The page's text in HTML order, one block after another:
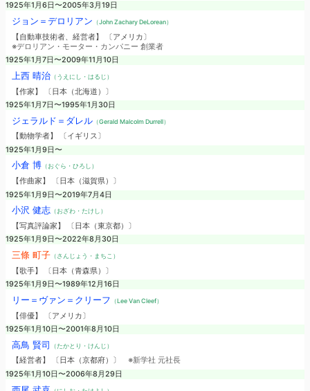
1925年1月6日〜2005年3月19日
ジョン＝デロリアン （John Zachary DeLorean）
【自動車技術者、経営者】 〔アメリカ〕
※デロリアン・モーター・カンパニー 創業者
1925年1月7日〜2009年11月10日
上西 晴治（うえにし・はるじ）
【作家】 〔日本（北海道）〕
1925年1月7日〜1995年1月30日
ジェラルド＝ダレル（Gerald Malcolm Durrell）
【動物学者】 〔イギリス〕
1925年1月9日〜
小倉 博（おぐら・ひろし）
【作曲家】 〔日本（滋賀県）〕
1925年1月9日〜2019年7月4日
小沢 健志（おざわ・たけし）
【写真評論家】 〔日本（東京都）〕
1925年1月9日〜2022年8月30日
三條 町子（さんじょう・まちこ）
【歌手】 〔日本（青森県）〕
1925年1月9日〜1989年12月16日
リー＝ヴァン＝クリーフ （Lee Van Cleef）
【俳優】 〔アメリカ〕
1925年1月10日〜2001年8月10日
高鳥 賢司 （たかとり・けんじ）
【経営者】 〔日本（京都府）〕 ※新学社 元社長
1925年1月10日〜2006年8月29日